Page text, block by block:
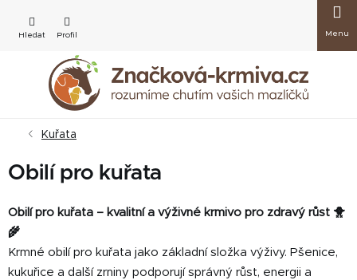
obsah
košík
Kuřata
Obilí pro kuřata
Obilí pro kuřata – kvalitní a výživné krmivo pro zdravý růst 🐥
🌾
Krmné obilí pro kuřata jako základní složka výživy. Pšenice,
kukuřice a další zrniny podporují správný růst, energii a